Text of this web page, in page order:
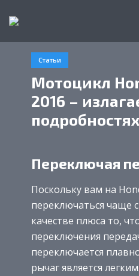
Статьи
Мотоцикл
2016 –
подробностях
Переключая
Поскольку вам на
переключаться чаще
качестве плюса то,
переключения
переключается
рычаг является